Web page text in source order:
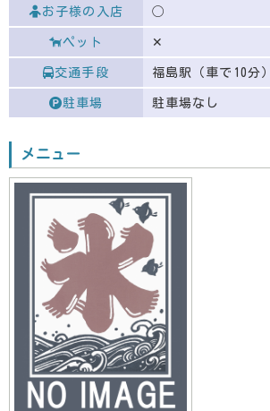
お子様の入店 ◯
ペット ✕
交通手段 福島駅（車で10分）
駐車場 駐車場なし
メニュー